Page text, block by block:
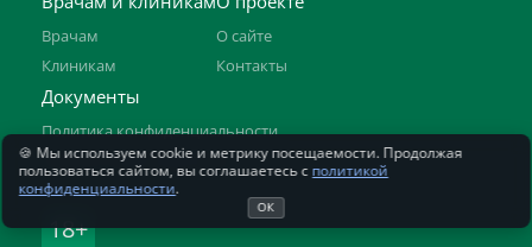
Врачам
Клиникам
О сайте
Контакты
Документы
Политика конфиденциальности
Отказ от ответственности
18+
🍪 Мы используем cookie и метрику посещаемости. Продолжая
пользоваться сайтом, вы соглашаетесь с политикой
конфиденциальности.
ОК